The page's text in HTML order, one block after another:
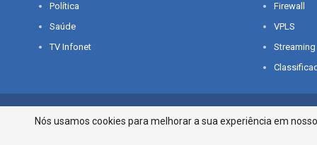
Política
Saúde
TV Infonet
Firewall
VPLS
Streaming
© 2026 - O que é notícia em Sergipe. Todos os direitos reservados.
Nós usamos cookies para melhorar a sua experiência em